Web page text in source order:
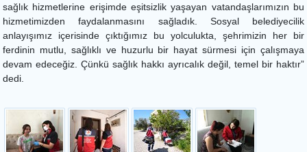
sağlık hizmetlerine erişimde eşitsizlik yaşayan vatandaşlarımızın bu
hizmetimizden faydalanmasını sağladık. Sosyal belediyecilik
anlayışımız içerisinde çıktığımız bu yolculukta, şehrimizin her bir
ferdinin mutlu, sağlıklı ve huzurlu bir hayat sürmesi için çalışmaya
devam edeceğiz. Çünkü sağlık hakkı ayrıcalık değil, temel bir haktır”
dedi.